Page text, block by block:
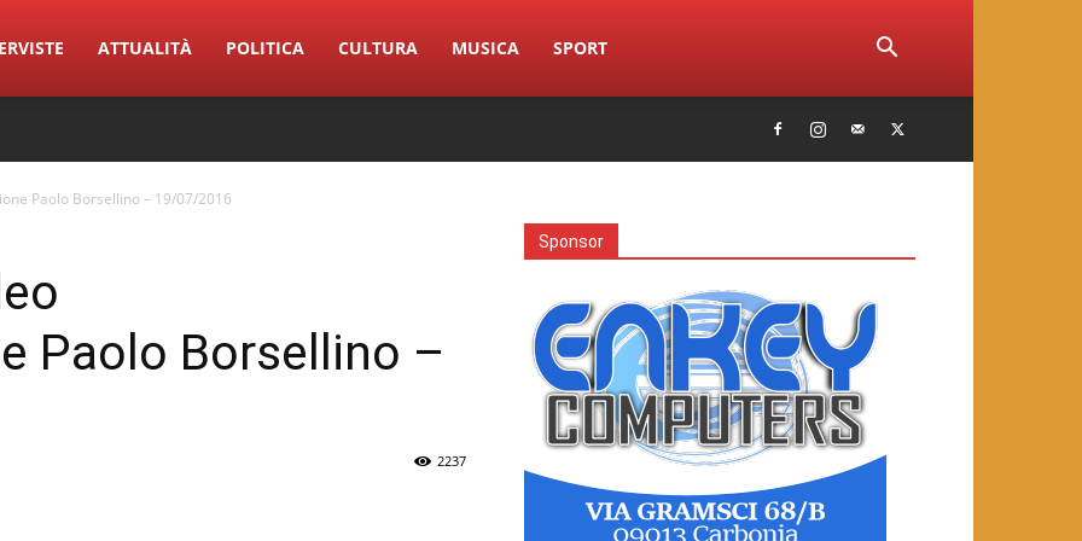
ATTUALITÀ POLITICA CULTURA MUSICA SPORT
Paolo Borsellino – 19/07/2016
Paolo Borsellino –
2237
Sponsor